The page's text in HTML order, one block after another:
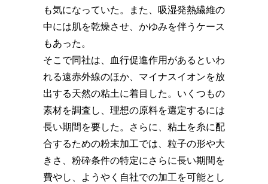
も気になっていた。また、吸湿発熱繊維の
中には肌を乾燥させ、かゆみを伴うケース
もあった。
そこで同社は、血行促進作用があるといわ
れる遠赤外線のほか、マイナスイオンを放
出する天然の粘土に着目した。いくつもの
素材を調査し、理想の原料を選定するには
長い期間を要した。さらに、粘土を糸に配
合するための粉末加工では、粒子の形や大
きさ、粉砕条件の特定にさらに長い期間を
費やし、ようやく自社での加工を可能とし